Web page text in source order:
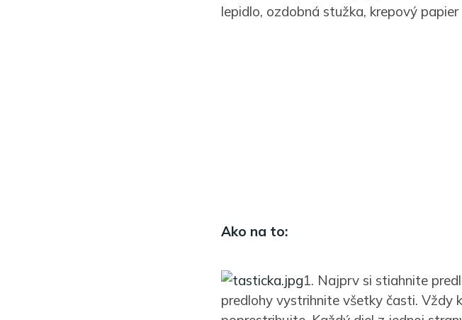
lepidlo, ozdobná stužka, krepový papier
Ako na to:
1. Najprv si stiahnite
predlohy vystrihnite všetky časti. Vždy